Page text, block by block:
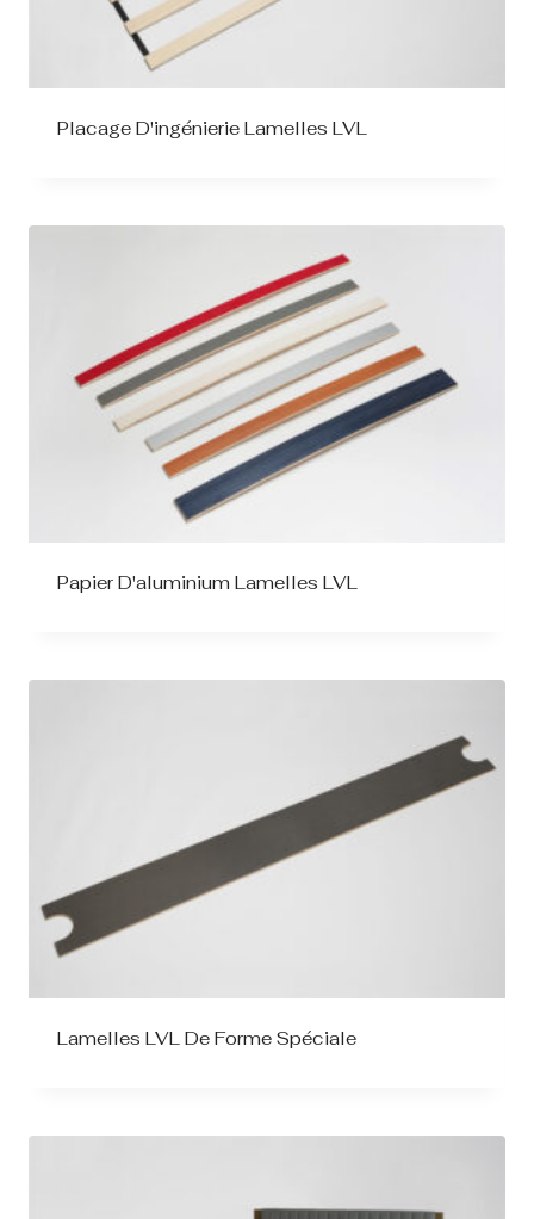
Placage D'ingénierie Lamelles LVL
Papier D'aluminium Lamelles LVL
Lamelles LVL De Forme Spéciale